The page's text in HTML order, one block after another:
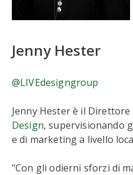
Jenny Hester
@LIVEdesigngroup
Jenny Hester è il
Design, supervisionando
e di marketing a livello
"Con gli odierni sforzi di